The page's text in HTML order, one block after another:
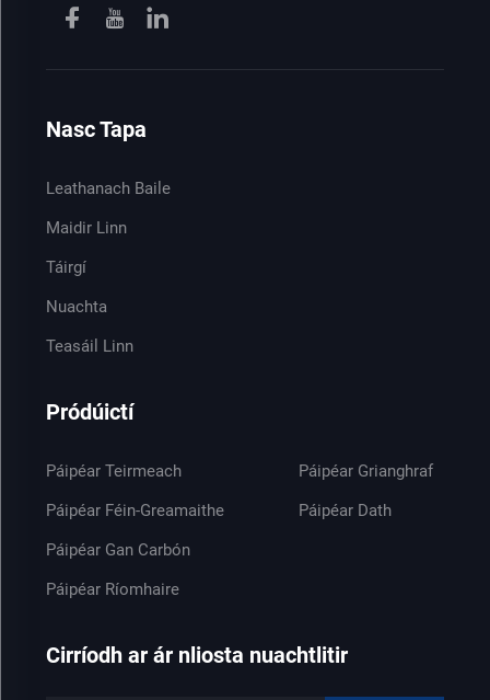
Nasc Tapa
Leathanach Baile
Maidir Linn
Táirgí
Nuachta
Teasáil Linn
Pródúictí
Páipéar Teirmeach
Páipéar Féin-Greamaithe
Páipéar Gan Carbón
Páipéar Ríomhaire
Páipéar Grianghraf
Páipéar Dath
Cirríodh ar ár nliosta nuachtlitir